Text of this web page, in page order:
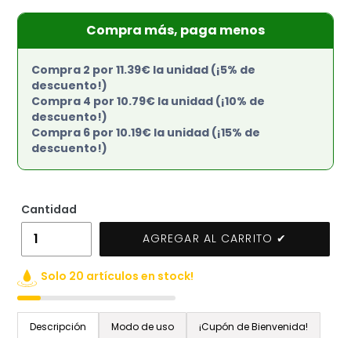
Compra más, paga menos
Compra 2 por 11.39€ la unidad (¡5% de
descuento!)
Compra 4 por 10.79€ la unidad (¡10% de
descuento!)
Compra 6 por 10.19€ la unidad (¡15% de
descuento!)
Cantidad
AGREGAR AL CARRITO ✔
Solo 20 artículos en stock!
Descripción Modo de uso ¡Cupón de Bienvenida!